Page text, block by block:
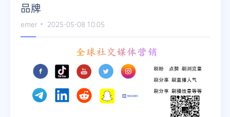
品牌
emer 2025-05-08 10:05